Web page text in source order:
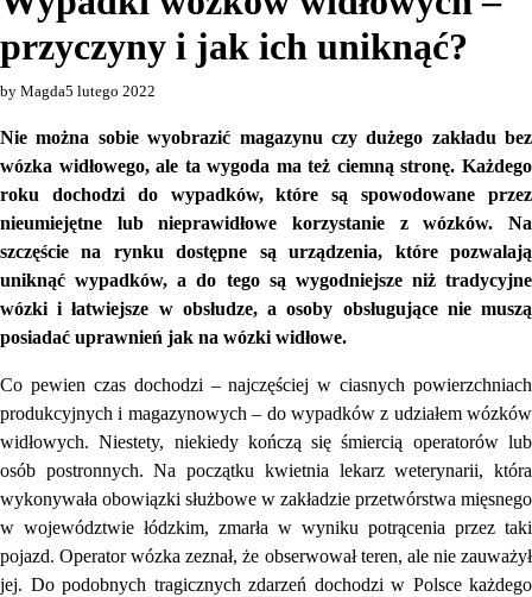
przyczyny i jak ich uniknąć?
by Magda5 lutego 2022
Nie można sobie wyobrazić magazynu czy dużego zakładu bez
wózka widłowego, ale ta wygoda ma też ciemną stronę. Każdego
roku dochodzi do wypadków, które są spowodowane przez
nieumiejętne lub nieprawidłowe korzystanie z wózków. Na
szczęście na rynku dostępne są urządzenia, które pozwalają
uniknąć wypadków, a do tego są wygodniejsze niż tradycyjne
wózki i łatwiejsze w obsłudze, a osoby obsługujące nie muszą
posiadać uprawnień jak na wózki widłowe.
Co pewien czas dochodzi – najczęściej w ciasnych powierzchniach
produkcyjnych i magazynowych – do wypadków z udziałem wózków
widłowych. Niestety, niekiedy kończą się śmiercią operatorów lub
osób postronnych. Na początku kwietnia lekarz weterynarii, która
wykonywała obowiązki służbowe w zakładzie przetwórstwa mięsnego
w województwie łódzkim, zmarła w wyniku potrącenia przez taki
pojazd. Operator wózka zeznał, że obserwował teren, ale nie zauważył
jej. Do podobnych tragicznych zdarzeń dochodzi w Polsce każdego